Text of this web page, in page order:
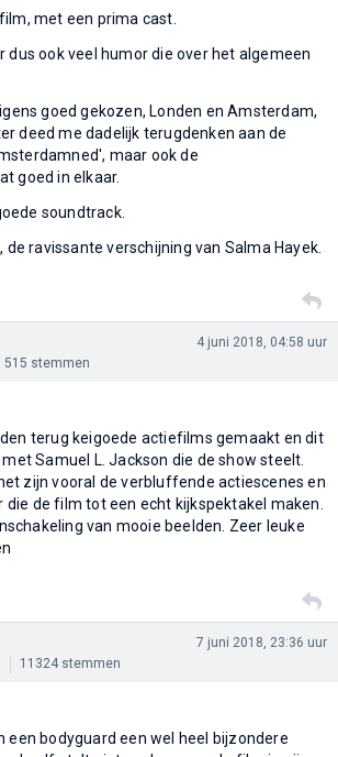
met een prima cast.
dus ook veel humor die over het algemeen
goed gekozen, Londen en Amsterdam,
deed me dadelijk terugdenken aan de
maar ook de
goed in elkaar.
soundtrack.
de ravissante verschijning van Salma Hayek.
515 stemmen
4 juni 2018, 04:58 uur
terug keigoede actiefilms gemaakt en dit
Samuel L. Jackson die de show steelt.
zijn vooral de verbluffende actiescenes en
die de film tot een echt kijkspektakel maken.
van mooie beelden. Zeer leuke
11324 stemmen
7 juni 2018, 23:36 uur
een bodyguard een wel heel bijzondere